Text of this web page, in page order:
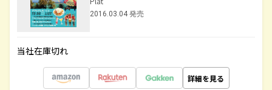
2016.03.04 発売
当社在庫切れ
詳細を見る